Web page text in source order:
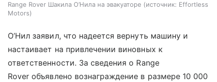
Range Rover Шакила О’Нила на эвакуаторе источник: Effortless
Motors
О’Нил заявил, что надеется вернуть машину и
настаивает на привлечении виновных к
ответственности. За сведения о Range
Rover объявлено вознаграждение в размере 10 000